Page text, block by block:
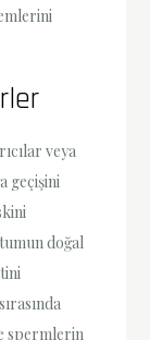
veya
geçişini
doğal
spermlerin